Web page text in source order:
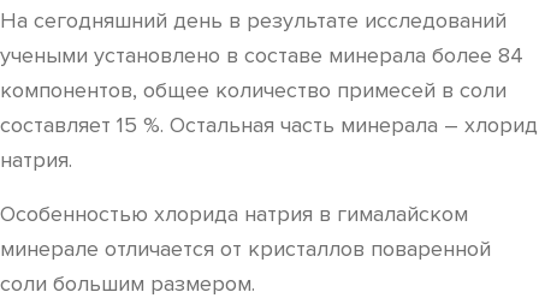
На сегодняшний день в результате исследований
учеными установлено в составе минерала более 84
компонентов, общее количество примесей в соли
составляет 15 %. Остальная часть минерала – хлорид
натрия.
Особенностью хлорида натрия в гималайском
минерале отличается от кристаллов поваренной
соли большим размером.